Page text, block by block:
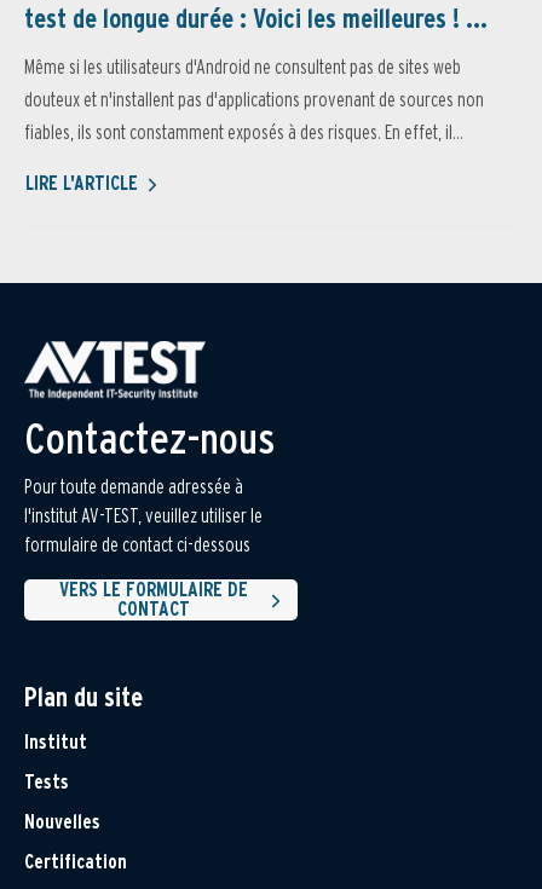
test de longue durée : Voici les meilleures ! ...
Même si les utilisateurs d'Android ne consultent pas de sites web
douteux et n'installent pas d'applications provenant de sources non
fiables, ils sont constamment exposés à des risques. En effet, il...
LIRE L'ARTICLE
Contactez-nous
Pour toute demande adressée à
l'institut AV-TEST, veuillez utiliser le
formulaire de contact ci-dessous
VERS LE FORMULAIRE DE
CONTACT
Plan du site
Institut
Tests
Nouvelles
Certification